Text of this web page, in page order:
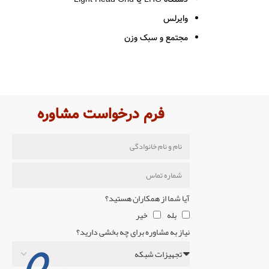
وایرلس
مجتمع و سبک وزن
مقاوم در برابر باد
بسته بندی شامل قطعات مورد نیاز جهت نصب رادیو
فرم درخواست مشاوره
آیا شما از همکاران هستید؟
بله
خیر
نیاز به مشاوره برای چه بخشی دارید؟